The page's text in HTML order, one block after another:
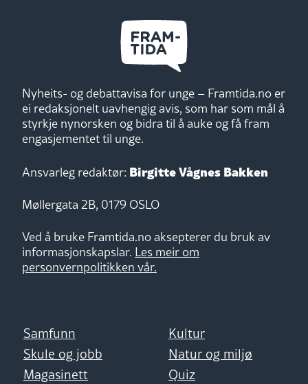
Nyheits- og debattavisa for unge – Framtida.no er
ei redaksjonelt uavhengig avis, som har som mål å
styrkje nynorsken og bidra til å auke og få fram
engasjementet til unge.
Ansvarleg redaktør: Birgitte Vågnes Bakken
Møllergata 2B, 0179 OSLO
Ved å bruke Framtida.no aksepterer du bruk av
informasjonskapslar. Les meir om
personvernpolitikken vår.
Samfunn
Kultur
Skule og jobb
Natur og miljø
Magasinett
Quiz